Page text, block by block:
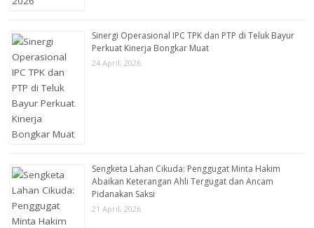
Sinergi Operasional IPC TPK dan PTP di Teluk Bayur
Perkuat Kinerja Bongkar Muat
24 April, 2026
Sengketa Lahan Cikuda: Penggugat Minta Hakim
Abaikan Keterangan Ahli Tergugat dan Ancam
Pidanakan Saksi
21 April, 2026